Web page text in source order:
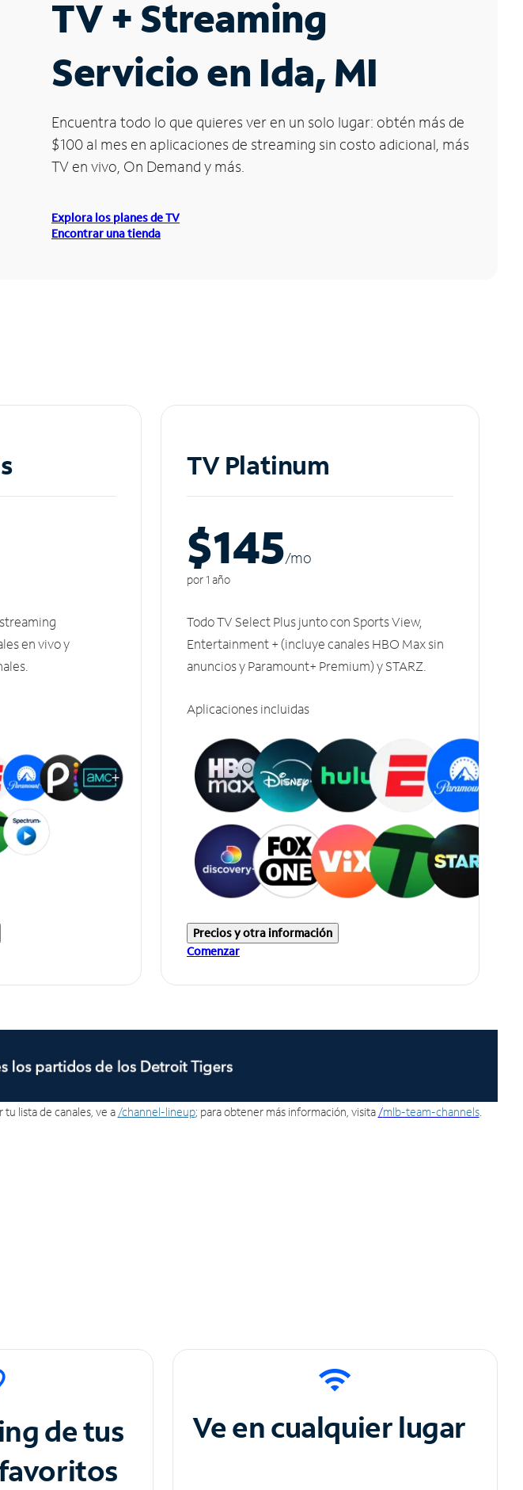
TV + Streaming
Servicio en Ida, MI
Encuentra todo lo que quieres ver en un solo lugar: obtén más de
$100 al mes en aplicaciones de streaming sin costo adicional, más
TV en vivo, On Demand y más.
Explora los planes de TV
Encontrar una tienda
en vivo y
TV Platinum
$145/mo
por 1 año
Todo TV Select Plus junto con Sports View,
Entertainment + (incluye canales HBO Max sin
anuncios y Paramount+ Premium) y STARZ.
Aplicaciones incluidas
Precios y otra información
Comenzar
lista de canales, ve a /channel-lineup; para obtener más información, visita /mlb-team-channels.
de tus
Ve en cualquier lugar